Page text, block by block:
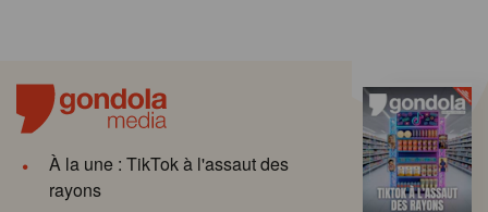
À la une : TikTok à l'assaut des
rayons